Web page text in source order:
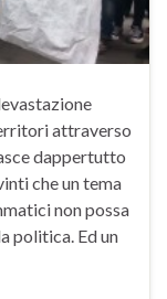
attraverso
dappertutto
che un tema
non possa
politica. Ed un